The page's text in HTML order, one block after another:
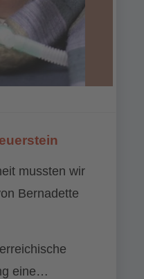
mussten wir
Bernadette
eine…